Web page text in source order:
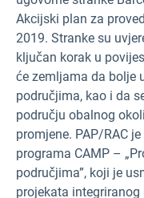
Akcijski plan za
2019. Stranke su
ključan korak u
će zemljama da bolje
područjima, kao i da
području obalnog
promjene. PAP/RAC
programa CAMP –
područjima”, koji je
projekata